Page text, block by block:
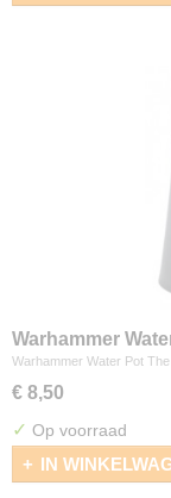
Warhammer
Warhammer Water Pot
€ 8,50
✓ Op voorraad
IN